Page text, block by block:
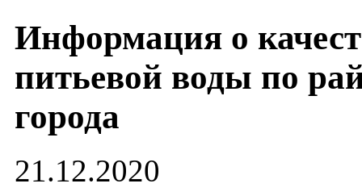
Информация о
питьевой воды по
города
21.12.2020